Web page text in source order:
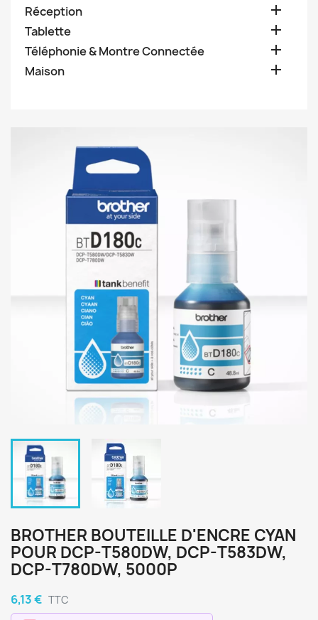
Réception 
Tablette 
Téléphonie & Montre Connectée 
Maison 
BROTHER BOUTEILLE D'ENCRE CYAN
POUR DCP-T580DW, DCP-T583DW,
DCP-T780DW, 5000P
6,13 € TTC